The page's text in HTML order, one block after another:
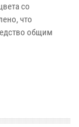
со
что
общим